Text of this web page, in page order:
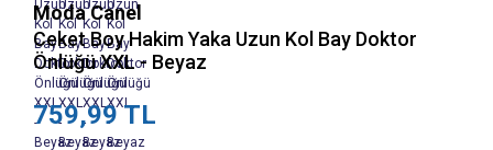
Moda Canel
Ceket Boy Hakim Yaka Uzun Kol Bay Doktor
Önlüğü XXL - Beyaz
759,99 TL